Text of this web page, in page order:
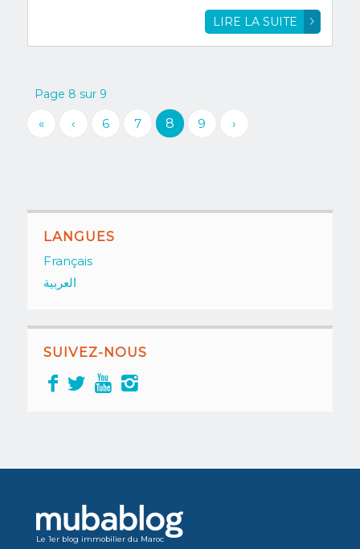
LIRE LA SUITE
Page 8 sur 9
« ‹ 6 7 8 9 ›
LANGUES
Français
العربية
SUIVEZ-NOUS
Le 1er blog immobilier du Maroc